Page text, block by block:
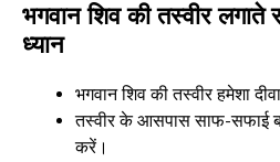
भगवान शिव की तस्वीर
ध्यान
भगवान शिव की तस्वीर हमेशा
तस्वीर के आसपास साफ-सफाई
करें।